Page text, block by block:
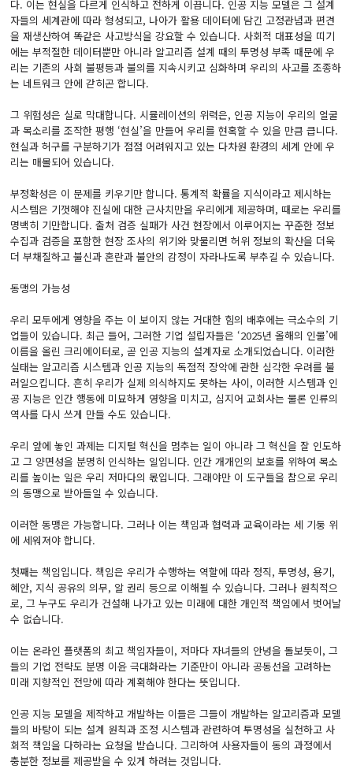
다. 이는 현실을 다르게 인식하고 전하게 이끕니다. 인공 지능 모델은 그 설계
자들의 세계관에 따라 형성되고, 나아가 활용 데이터에 담긴 고정관념과 편견
을 재생산하여 똑같은 사고방식을 강요할 수 있습니다. 사회적 대표성을 띠기
에는 부적절한 데이터뿐만 아니라 알고리즘 설계 때의 투명성 부족 때문에 우
리는 기존의 사회 불평등과 불의를 지속시키고 심화하며 우리의 사고를 조종하
는 네트워크 안에 갇히곤 합니다.
그 위험성은 실로 막대합니다. 시뮬레이션의 위력은, 인공 지능이 우리의 얼굴
과 목소리를 조작한 평행 ‘현실’을 만들어 우리를 현혹할 수 있을 만큼 큽니다.
현실과 허구를 구분하기가 점점 어려워지고 있는 다차원 환경의 세계 안에 우
리는 매몰되어 있습니다.
부정확성은 이 문제를 키우기만 합니다. 통계적 확률을 지식이라고 제시하는
시스템은 기껏해야 진실에 대한 근사치만을 우리에게 제공하며, 때로는 우리를
명백히 기만합니다. 출처 검증 실패가 사건 현장에서 이루어지는 꾸준한 정보
수집과 검증을 포함한 현장 조사의 위기와 맞물리면 허위 정보의 확산을 더욱
더 부채질하고 불신과 혼란과 불안의 감정이 자라나도록 부추길 수 있습니다.
동맹의 가능성
우리 모두에게 영향을 주는 이 보이지 않는 거대한 힘의 배후에는 극소수의 기
업들이 있습니다. 최근 들어, 그러한 기업 설립자들은 ‘2025년 올해의 인물’에
이름을 올린 크리에이터로, 곧 인공 지능의 설계자로 소개되었습니다. 이러한
실태는 알고리즘 시스템과 인공 지능의 독점적 장악에 관한 심각한 우려를 불
러일으킵니다. 흔히 우리가 실제 의식하지도 못하는 사이, 이러한 시스템과 인
공 지능은 인간 행동에 미묘하게 영향을 미치고, 심지어 교회사는 물론 인류의
역사를 다시 쓰게 만들 수도 있습니다.
우리 앞에 놓인 과제는 디지털 혁신을 멈추는 일이 아니라 그 혁신을 잘 인도하
고 그 양면성을 분명히 인식하는 일입니다. 인간 개개인의 보호를 위하여 목소
리를 높이는 일은 우리 저마다의 몫입니다. 그래야만 이 도구들을 참으로 우리
의 동맹으로 받아들일 수 있습니다.
이러한 동맹은 가능합니다. 그러나 이는 책임과 협력과 교육이라는 세 기둥 위
에 세워져야 합니다.
첫째는 책임입니다. 책임은 우리가 수행하는 역할에 따라 정직, 투명성, 용기,
혜안, 지식 공유의 의무, 알 권리 등으로 이해될 수 있습니다. 그러나 원칙적으
로, 그 누구도 우리가 건설해 나가고 있는 미래에 대한 개인적 책임에서 벗어날
수 없습니다.
이는 온라인 플랫폼의 최고 책임자들이, 저마다 자녀들의 안녕을 돌보듯이, 그
들의 기업 전략도 분명 이윤 극대화라는 기준만이 아니라 공동선을 고려하는
미래 지향적인 전망에 따라 계획해야 한다는 뜻입니다.
인공 지능 모델을 제작하고 개발하는 이들은 그들이 개발하는 알고리즘과 모델
들의 바탕이 되는 설계 원칙과 조정 시스템과 관련하여 투명성을 실천하고 사
회적 책임을 다하라는 요청을 받습니다. 그리하여 사용자들이 동의 과정에서
충분한 정보를 제공받을 수 있게 하려는 것입니다.